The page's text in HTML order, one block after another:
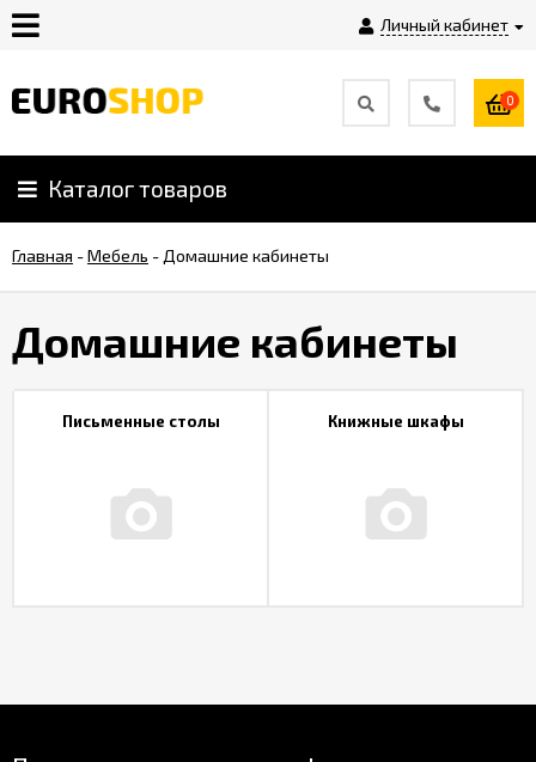
Личный кабинет
Инструкция
Плагины
Контакты
Shop-
Script
Вебасист
0
Каталог товаров
Главная -Мебель - Домашние кабинеты
Домашние кабинеты
Письменные столы Книжные шкафы